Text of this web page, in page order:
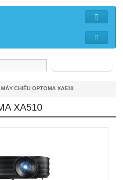
MÁY CHIẾU OPTOMA XA510
XA510